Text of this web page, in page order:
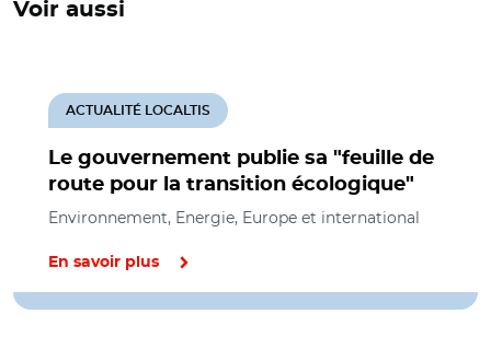
Voir aussi
Le gouvernement publie sa "feuille de
route pour la transition écologique"
ACTUALITÉ LOCALTIS
Environnement, Energie, Europe et international
En savoir plus